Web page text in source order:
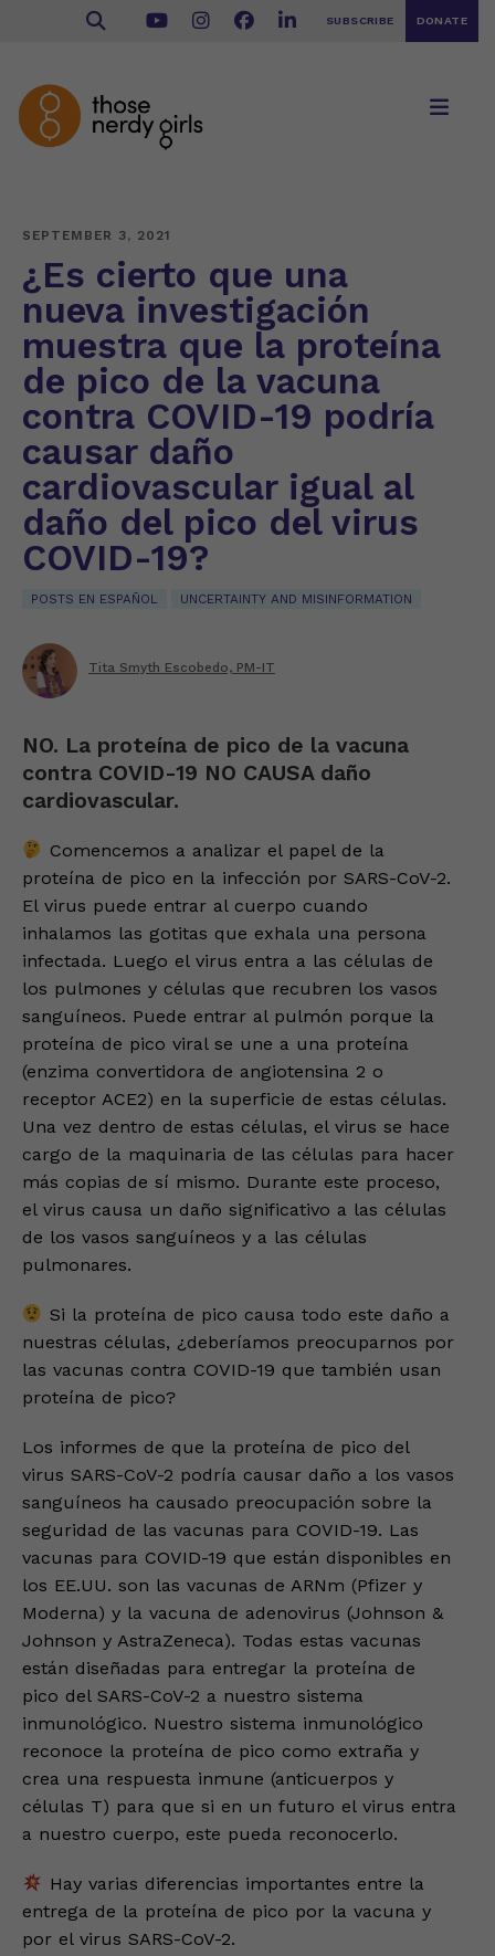
SUBSCRIBE DONATE
SEPTEMBER 3, 2021
¿Es cierto que una
nueva investigación
muestra que la proteína
de pico de la vacuna
contra COVID-19 podría
causar daño
cardiovascular igual al
daño del pico del virus
COVID-19?
POSTS EN ESPAÑOL UNCERTAINTY AND MISINFORMATION
Tita Smyth Escobedo, PM-IT
NO. La proteína de pico de la vacuna
contra COVID-19 NO CAUSA daño
cardiovascular.
Comencemos a analizar el papel de la
proteína de pico en la infección por SARS-CoV-2.
El virus puede entrar al cuerpo cuando
inhalamos las gotitas que exhala una persona
infectada. Luego el virus entra a las células de
los pulmones y células que recubren los vasos
sanguíneos. Puede entrar al pulmón porque la
proteína de pico viral se une a una proteína
(enzima convertidora de angiotensina 2 o
receptor ACE2) en la superficie de estas células.
Una vez dentro de estas células, el virus se hace
cargo de la maquinaria de las células para hacer
más copias de sí mismo. Durante este proceso,
el virus causa un daño significativo a las células
de los vasos sanguíneos y a las células
pulmonares.
Si la proteína de pico causa todo este daño a
nuestras células, ¿deberíamos preocuparnos por
las vacunas contra COVID-19 que también usan
proteína de pico?
Los informes de que la proteína de pico del
virus SARS-CoV-2 podría causar daño a los vasos
sanguíneos ha causado preocupación sobre la
seguridad de las vacunas para COVID-19. Las
vacunas para COVID-19 que están disponibles en
los EE.UU. son las vacunas de ARNm (Pfizer y
Moderna) y la vacuna de adenovirus (Johnson &
Johnson y AstraZeneca). Todas estas vacunas
están diseñadas para entregar la proteína de
pico del SARS-CoV-2 a nuestro sistema
inmunológico. Nuestro sistema inmunológico
reconoce la proteína de pico como extraña y
crea una respuesta inmune (anticuerpos y
células T) para que si en un futuro el virus entra
a nuestro cuerpo, este pueda reconocerlo.
Hay varias diferencias importantes entre la
entrega de la proteína de pico por la vacuna y
por el virus SARS-CoV-2.